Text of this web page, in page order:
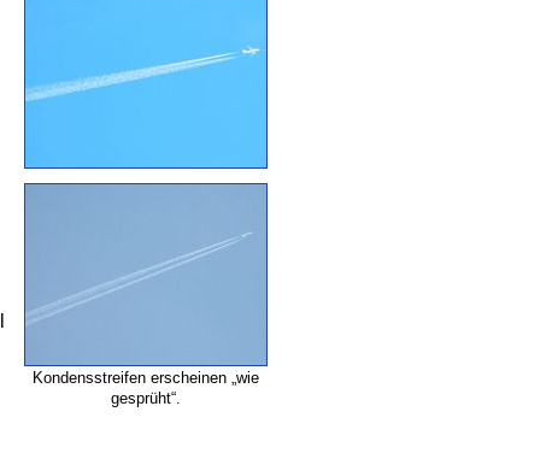
Kondensstreifen erscheinen „wie
gesprüht“.